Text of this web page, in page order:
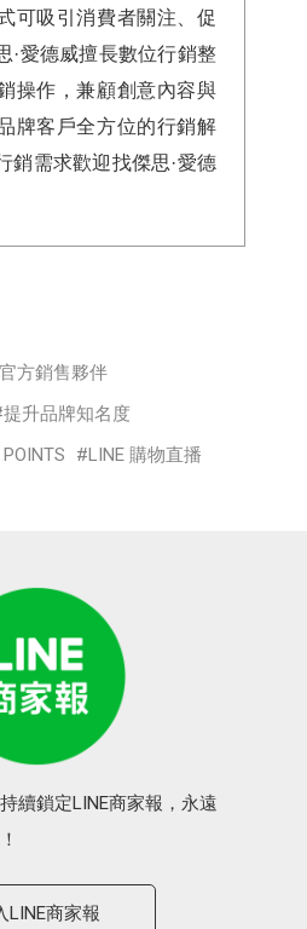
可吸引消費者關注、促
·愛德威擅長數位行銷整
操作，兼顧創意內容與
牌客戶全方位的行銷解
銷需求歡迎找傑思·愛德
官方銷售夥伴
提升品牌知名度
POINTS LINE 購物直播
續鎖定LINE商家報，永遠
LINE商家報